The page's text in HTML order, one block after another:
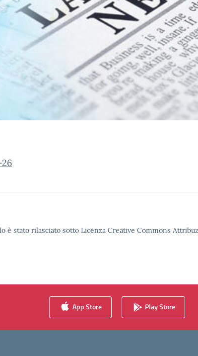
è stato rilasciato sotto Licenza Creative Commons
App Store Play Store